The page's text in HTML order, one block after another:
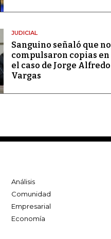
JUDICIAL
Sanguino señaló que no
compulsaron copias en
el caso de Jorge Alfredo
Vargas
Análisis
Comunidad
Empresarial
Economía